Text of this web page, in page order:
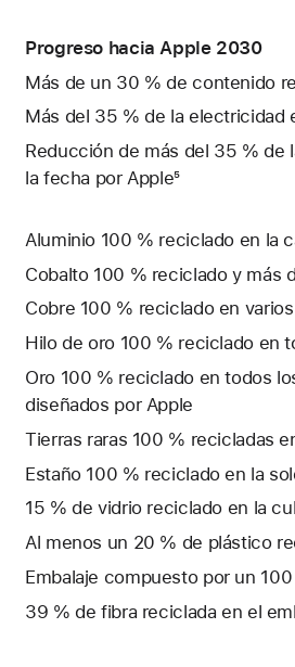
Progreso hacia Apple 2030
Más de un 30 % de contenido
Más del 35 % de la electricidad
Reducción de más del 35 % de
la fecha por Apple⁵
Aluminio 100 % reciclado en la
Cobalto 100 % reciclado y más
Cobre 100 % reciclado en
Hilo de oro 100 % reciclado en
Oro 100 % reciclado en todos
diseñados por Apple
Tierras raras 100 % recicladas
Estaño 100 % reciclado en la
15 % de vidrio reciclado en la
Al menos un 20 % de plástico
Embalaje compuesto por un 100
39 % de fibra reciclada en el